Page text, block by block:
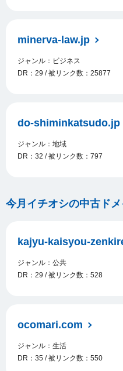
minerva-law.jp
ジャンル：ビジネス
DR：29 / 被リンク数：25877
do-shiminkatsudo.jp
ジャンル：地域
DR：32 / 被リンク数：797
今月イチオシの中古ド
kajyu-kaisyou-
ジャンル：公共
DR：29 / 被リンク数：528
ocomari.com
ジャンル：生活
DR：35 / 被リンク数：550